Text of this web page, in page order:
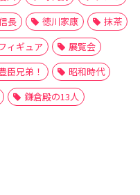
長 徳川家康
抹茶
ィギュア
展覧会
臣兄弟！
昭和時代
鎌倉殿の13人